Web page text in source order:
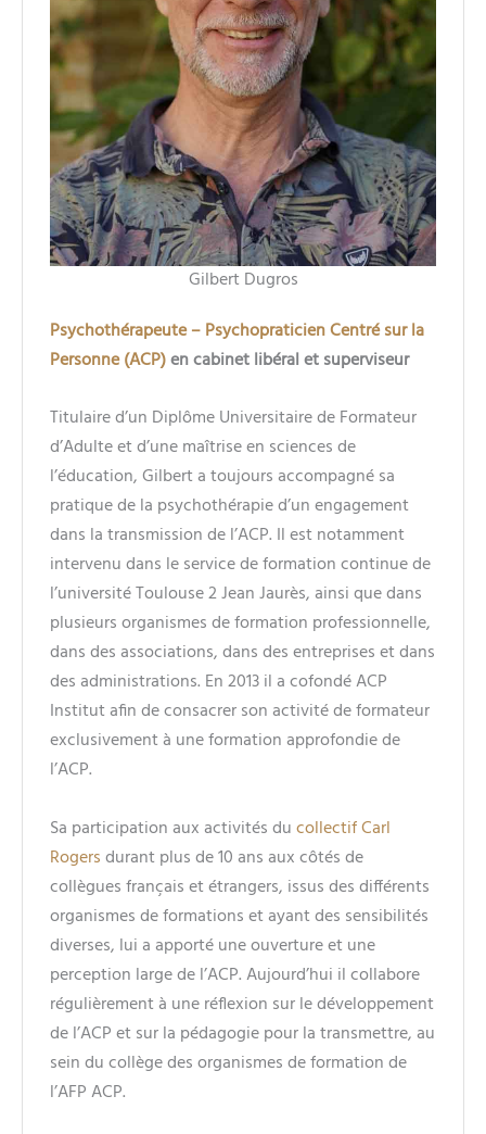
Gilbert Dugros
Psychothérapeute – Psychopraticien Centré sur la
Personne (ACP)en cabinet libéral et superviseur
Titulaire d’un Diplôme Universitaire de Formateur
d’Adulte et d’une maîtrise en sciences de
l’éducation, Gilbert a toujours accompagné sa
pratique de la psychothérapie d’un engagement
dans la transmission de l’ACP. Il est notamment
intervenu dans le service de formation continue de
l’université Toulouse 2 Jean Jaurès, ainsi que dans
plusieurs organismes de formation professionnelle,
dans des associations, dans des entreprises et dans
des administrations. En 2013 il a cofondé ACP
Institut afin de consacrer son activité de formateur
exclusivement à une formation approfondie de
l’ACP.
Sa participation aux activités ducollectif Carl
Rogersdurant plus de 10 ans aux côtés de
collègues français et étrangers, issus des différents
organismes de formations et ayant des sensibilités
diverses, lui a apporté une ouverture et une
perception large de l’ACP. Aujourd’hui il collabore
régulièrement à une réflexion sur le développement
de l’ACP et sur la pédagogie pour la transmettre, au
sein du collège des organismes de formation de
l’AFP ACP.